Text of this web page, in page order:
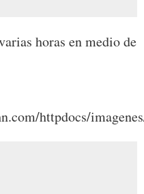
horas en medio de